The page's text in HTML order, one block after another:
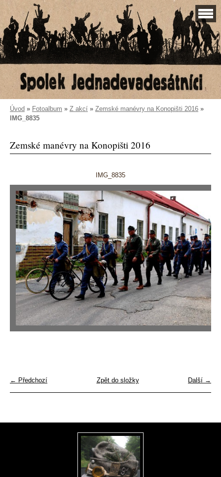
Úvod » Fotoalbum » Z akcí » Zemské manévry na Konopišti 2016 »
IMG_8835
Zemské manévry na Konopišti 2016
IMG_8835
← Předchozí Další →
Zpět do složky